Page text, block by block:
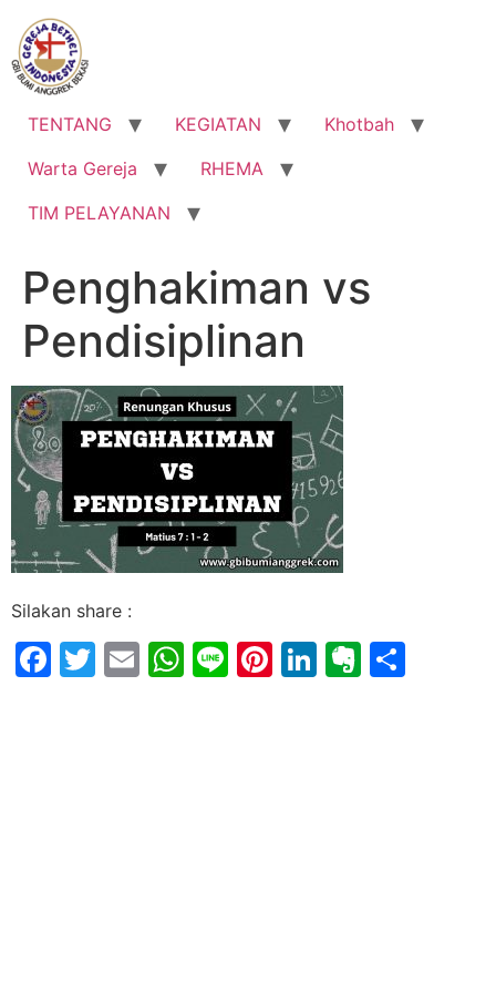
Lewati
konten
TENTANG KEGIATAN
Khotbah
Warta Gereja
RHEMA
TIM PELAYANAN
Penghakiman vs
Pendisiplinan
Silakan share :
Facebook
Twitter
EmailWhatsApp
LinePinterest
LinkedIn